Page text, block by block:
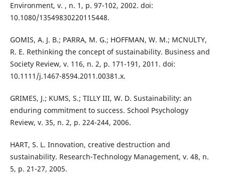
Environment, v. , n. 1, p. 97-102, 2002. doi:
10.1080/13549830220115448.
GOMIS, A. J. B.; PARRA, M. G.; HOFFMAN, W. M.; MCNULTY,
R. E. Rethinking the concept of sustainability. Business and
Society Review, v. 116, n. 2, p. 171-191, 2011. doi:
10.1111/j.1467-8594.2011.00381.x.
GRIMES, J.; KUMS, S.; TILLY III, W. D. Sustainability: an
enduring commitment to success. School Psychology
Review, v. 35, n. 2, p. 224-244, 2006.
HART, S. L. Innovation, creative destruction and
sustainability. Research-Technology Management, v. 48, n.
5, p. 21-27, 2005.